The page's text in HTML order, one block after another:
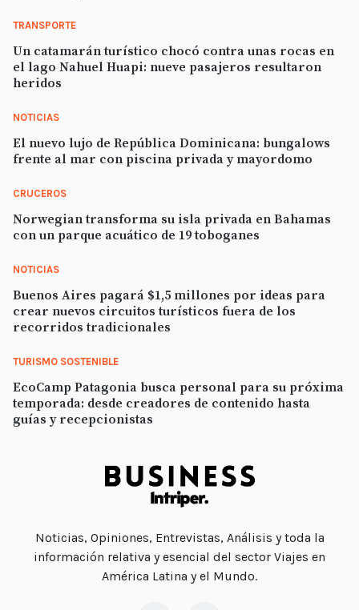
Noticias, Opiniones, Entrevistas, Análisis y toda la
información relativa y esencial del sector Viajes en
América Latina y el Mundo.
TRANSPORTE
Un catamarán turístico chocó contra unas rocas en
el lago Nahuel Huapi: nueve pasajeros resultaron
heridos
NOTICIAS
El nuevo lujo de República Dominicana: bungalows
frente al mar con piscina privada y mayordomo
CRUCEROS
Norwegian transforma su isla privada en Bahamas
con un parque acuático de 19 toboganes
NOTICIAS
Buenos Aires pagará $1,5 millones por ideas para
crear nuevos circuitos turísticos fuera de los
recorridos tradicionales
TURISMO SOSTENIBLE
EcoCamp Patagonia busca personal para su próxima
temporada: desde creadores de contenido hasta
guías y recepcionistas